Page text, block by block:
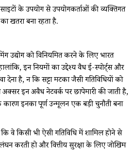
के उपयोग से उपयोगकर्ताओं की व्यक्तिगत
खतरा बना रहता है.
को विनियमित करने के लिए भारत
इन नियमों का उद्देश्य वैध ई-स्पोर्ट्स और
है, न कि सट्टा मटका जैसी गतिविधियों को
अक्सर इन अवैध नेटवर्क पर छापेमारी की जाती है,
इनका पूर्ण उन्मूलन एक बड़ी चुनौती बना
वे किसी भी ऐसी गतिविधि में शामिल होने से
करती हो और वित्तीय सुरक्षा के लिए जोखिम